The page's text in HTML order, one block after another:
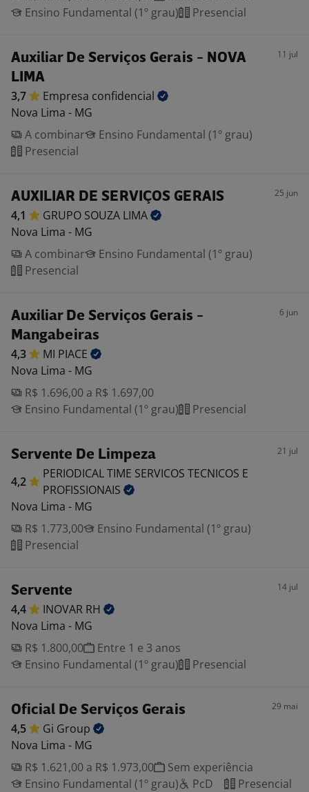
Ensino Fundamental (1º grau)
Presencial
Auxiliar De Serviços Gerais - NOVA
LIMA
11 jul
3,7 Empresa confidencial
Nova Lima - MG
A combinar
Ensino Fundamental (1º grau)
Presencial
AUXILIAR DE SERVIÇOS GERAIS 25 jun
4,1 GRUPO SOUZA LIMA
Nova Lima - MG
A combinar
Ensino Fundamental (1º grau)
Presencial
Auxiliar De Serviços Gerais -
Mangabeiras
6 jun
4,3 MI PIACE
Nova Lima - MG
R$ 1.696,00 a R$ 1.697,00
Ensino Fundamental (1º grau)
Presencial
Servente De Limpeza 21 jul
4,2
PERIODICAL TIME SERVICOS TECNICOS E
PROFISSIONAIS
Nova Lima - MG
R$ 1.773,00
Ensino Fundamental (1º grau)
Presencial
Servente 14 jul
4,4 INOVAR RH
Nova Lima - MG
R$ 1.800,00
Entre 1 e 3 anos
Ensino Fundamental (1º grau)
Presencial
Oficial De Serviços Gerais 29 mai
4,5 Gi Group
Nova Lima - MG
R$ 1.621,00 a R$ 1.973,00
Sem experiência
Ensino Fundamental (1º grau)
PcD Presencial